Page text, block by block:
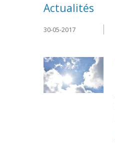
Actualités
30-05-2017